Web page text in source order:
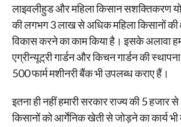
लाइवलीहुड और महिला किसान सशक्तिकरण
की लगभग 3 लाख से अधिक महिला किसानों की
विकास करने का काम किया है। इसके अलावा
एग्रीन्यूट्री गार्डन और किचन गार्डन की
500 फार्म मशीनरी बैंक भी उपलब्ध कराए हैं।
इतना ही नहीं हमारी सरकार राज्य की 5 हजार
किसानों को आर्गेनिक खेती से जोड़ने का कार्य